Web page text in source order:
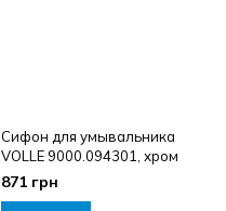
Сифон для умывальника
VOLLE 9000.094301, хром
871 грн